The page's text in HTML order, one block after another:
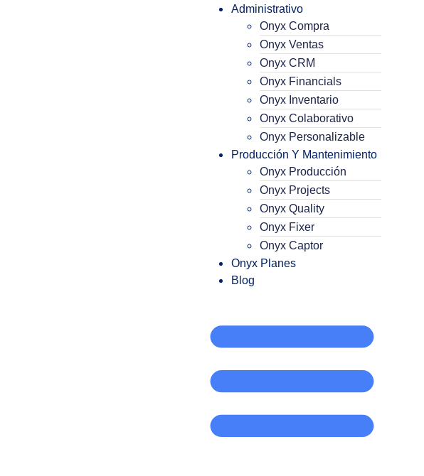
Administrativo
Onyx Compra
Onyx Ventas
Onyx CRM
Onyx Financials
Onyx Inventario
Onyx Colaborativo
Onyx Personalizable
Producción Y Mantenimiento
Onyx Producción
Onyx Projects
Onyx Quality
Onyx Fixer
Onyx Captor
Onyx Planes
Blog